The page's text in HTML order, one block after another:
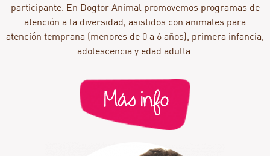
participante. En Dogtor Animal promovemos programas de
atención a la diversidad, asistidos con animales para
atención temprana (menores de 0 a 6 años), primera infancia,
adolescencia y edad adulta.